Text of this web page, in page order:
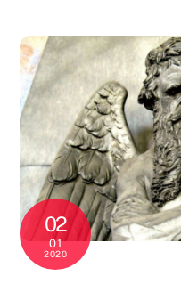
content
02
01
2020